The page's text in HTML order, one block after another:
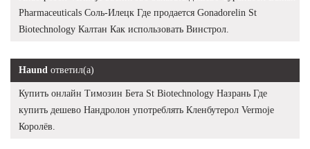
Pharmaceuticals Соль-Илецк Где продается Gonadorelin St
Biotechnology Калтан Как использовать Винстрол.
Haund ответил(а)
Купить онлайн Tимозин Бета St Biotechnology Назрань Где
купить дешево Нандролон употреблять Кленбутерол Vermoje
Королёв.